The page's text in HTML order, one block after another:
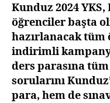
Kunduz 2024 YKS,
öğrenciler başta
hazırlanacak
indirimli
ders parasına
sorularını
para, hem de